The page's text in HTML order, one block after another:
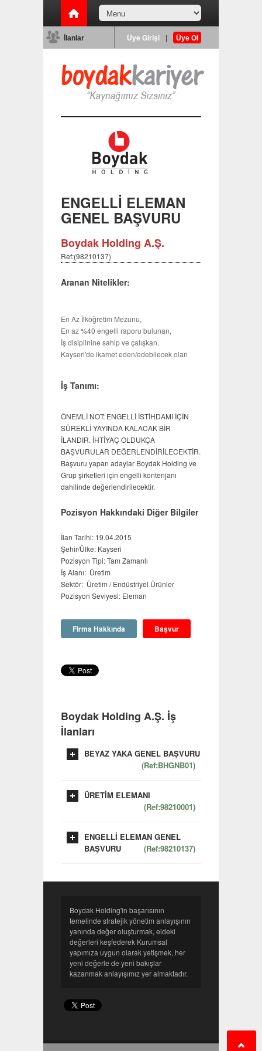
İlanlar Üye Girişi Üye Ol
ENGELLİ ELEMAN
GENEL BAŞVURU
Boydak Holding A.Ş.
Ref:(98210137)
Aranan Nitelikler:
En Az İlköğretim Mezunu,
En az %40 engelli raporu bulunan,
İş disiplinine sahip ve çalışkan,
Kayseri'de ikamet eden/edebilecek olan
İş Tanımı:
ÖNEMLİ NOT: ENGELLİ İSTİHDAMI İÇİN
SÜREKLİ YAYINDA KALACAK BİR
İLANDIR. İHTİYAÇ OLDUKÇA
BAŞVURULAR DEĞERLENDİRİLECEKTİR.
Başvuru yapan adaylar Boydak Holding ve
Grup şirketleri için engelli kontenjanı
dahilinde değerlendirilecektir.
Pozisyon Hakkındaki Diğer Bilgiler
İlan Tarihi: 19.04.2015
Şehir/Ülke: Kayseri
Pozisyon Tipi: Tam Zamanlı
İş Alanı: Üretim
Sektör: Üretim / Endüstriyel Ürünler
Pozisyon Seviyesi: Eleman
Firma Hakkında Başvur
Boydak Holding A.Ş. İş
İlanları
BEYAZ YAKA GENEL BAŞVURU
(Ref:BHGNB01)
ÜRETİM ELEMANI
(Ref:98210001)
ENGELLİ ELEMAN GENEL
BAŞVURU
(Ref:98210137)
Boydak Holding'in başarısının
temelinde stratejik yönetim anlayışının
yanında değer oluşturmak, eldeki
değerleri keşfederek Kurumsal
yapımıza uygun olarak yetişmek, her
yeni değerle de yeni bakışlar
kazanmak anlayışımız yer almaktadır.